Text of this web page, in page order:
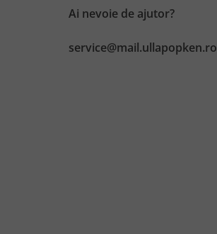
Ai nevoie de ajutor?
service@mail.ullapopken.ro